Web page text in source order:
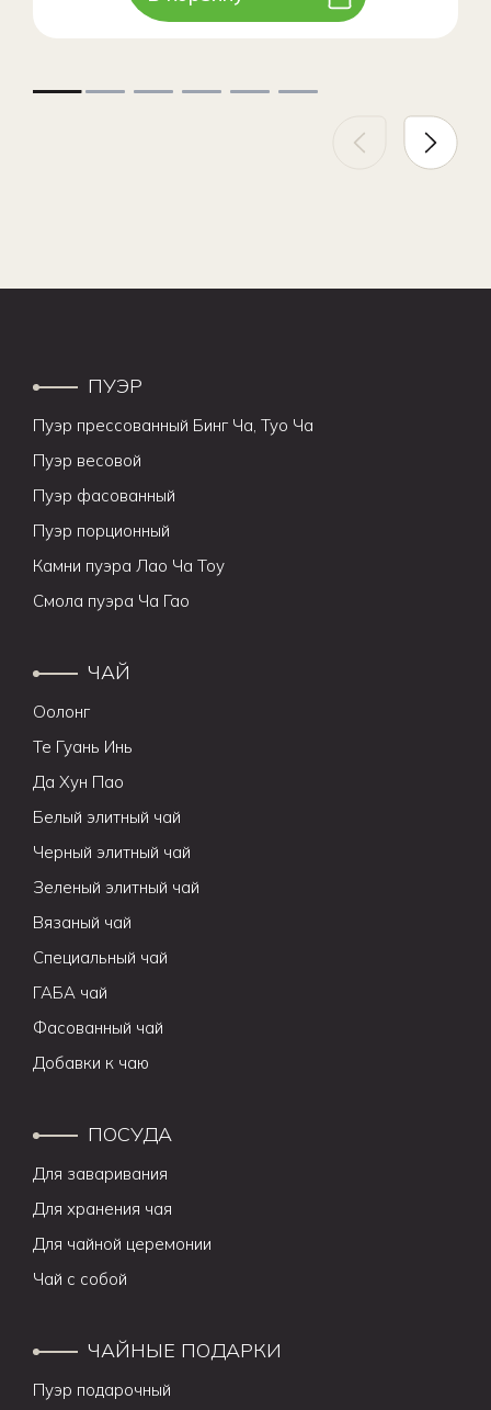
ПУЭР
Пуэр прессованный Бинг Ча, Туо Ча
Пуэр весовой
Пуэр фасованный
Пуэр порционный
Камни пуэра Лао Ча Тоу
Смола пуэра Ча Гао
ЧАЙ
Оолонг
Те Гуань Инь
Да Хун Пао
Белый элитный чай
Черный элитный чай
Зеленый элитный чай
Вязаный чай
Специальный чай
ГАБА чай
Фасованный чай
Добавки к чаю
ПОСУДА
Для заваривания
Для хранения чая
Для чайной церемонии
Чай с собой
ЧАЙНЫЕ ПОДАРКИ
Пуэр подарочный